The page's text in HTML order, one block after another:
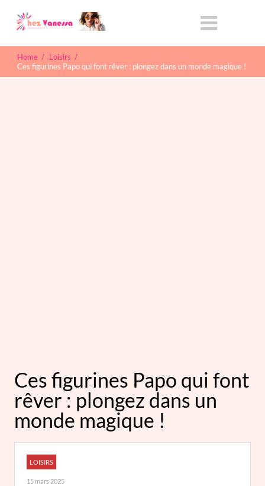
Home / Loisirs /
Ces figurines Papo qui font rêver : plongez dans un monde magique !
Ces figurines Papo qui font
rêver : plongez dans un
monde magique !
LOISIRS
15 mars 2025